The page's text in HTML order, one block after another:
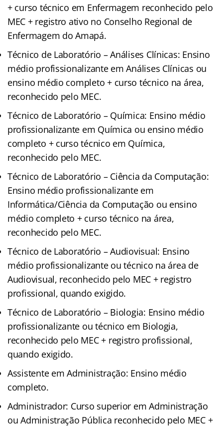
+ curso técnico em Enfermagem reconhecido pelo
MEC + registro ativo no Conselho Regional de
Enfermagem do Amapá.
Técnico de Laboratório – Análises Clínicas: Ensino
médio profissionalizante em Análises Clínicas ou
ensino médio completo + curso técnico na área,
reconhecido pelo MEC.
Técnico de Laboratório – Química: Ensino médio
profissionalizante em Química ou ensino médio
completo + curso técnico em Química,
reconhecido pelo MEC.
Técnico de Laboratório – Ciência da Computação:
Ensino médio profissionalizante em
Informática/Ciência da Computação ou ensino
médio completo + curso técnico na área,
reconhecido pelo MEC.
Técnico de Laboratório – Audiovisual: Ensino
médio profissionalizante ou técnico na área de
Audiovisual, reconhecido pelo MEC + registro
profissional, quando exigido.
Técnico de Laboratório – Biologia: Ensino médio
profissionalizante ou técnico em Biologia,
reconhecido pelo MEC + registro profissional,
quando exigido.
Assistente em Administração: Ensino médio
completo.
Administrador: Curso superior em Administração
ou Administração Pública reconhecido pelo MEC +